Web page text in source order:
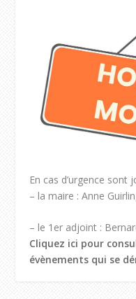
En cas d’urgence sont
– la maire : Anne
– le 1er adjoint :
Cliquez ici pour
évènements qui se